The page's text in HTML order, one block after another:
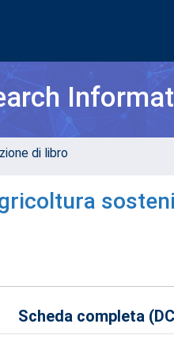
di libro
Scheda completa